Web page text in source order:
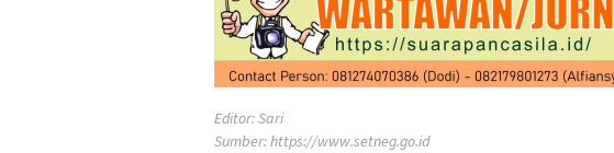
Editor: Sari
Sumber:https://www.setneg.go.id